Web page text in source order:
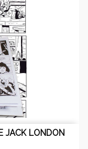
JACK LONDON